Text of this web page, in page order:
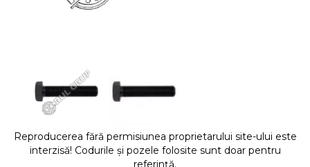
Reproducerea fără permisiunea proprietarului site-ului este
interzisă! Codurile și pozele folosite sunt doar pentru
referință.